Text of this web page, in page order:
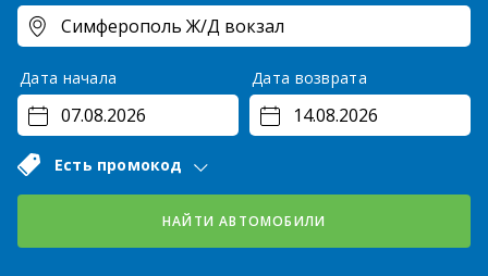
Дата начала Дата возврата
Есть промокод
НАЙТИ АВТОМОБИЛИ